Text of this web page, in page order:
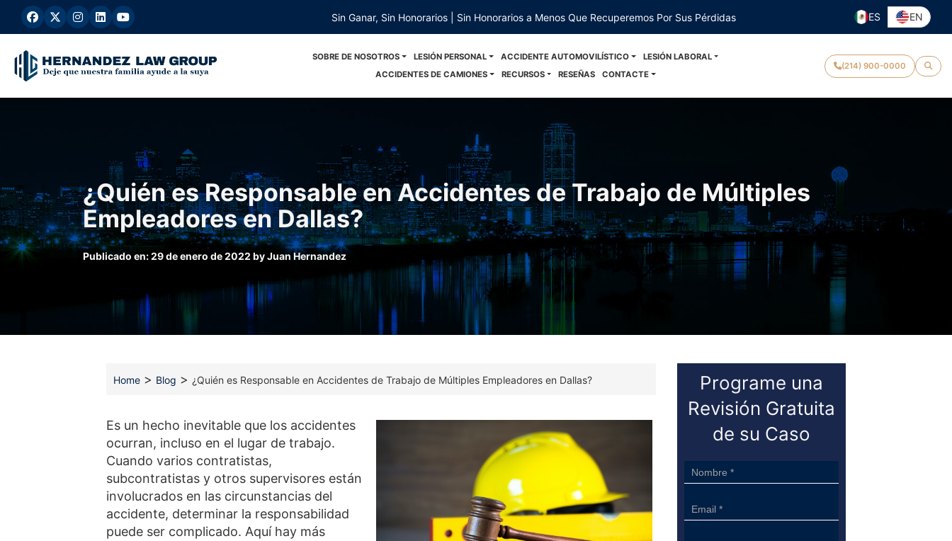
Sin Ganar, Sin Honorarios | Sin Honorarios a Menos Que Recuperemos Por Sus Pérdidas ES EN
SOBRE DE NOSOTROS LESIÓN PERSONAL ACCIDENTE AUTOMOVILÍSTICO
LESIÓN LABORAL
ACCIDENTES DE CAMIONES
RECURSOS RESEÑAS CONTACTE
(214) 900-0000
¿Quién es Responsable en Accidentes de Trabajo de Múltiples
Empleadores en Dallas?
Publicado en:29 de enero de 2022 byJuan Hernandez
Home > Blog > ¿Quién es Responsable en Accidentes de Trabajo de Múltiples Empleadores en Dallas?
Es un hecho inevitable que los accidentes
ocurran, incluso en el lugar de trabajo.
Cuando varios contratistas,
subcontratistas y otros supervisores están
involucrados en las circunstancias del
accidente, determinar la responsabilidad
puede ser complicado. Aquí hay más
Programe una
Revisión Gratuita
de su Caso
Sidebar
Form